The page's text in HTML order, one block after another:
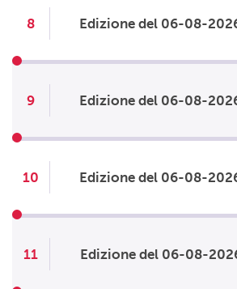
8 Edizione del 06-08-
9 Edizione del 06-08-
10 Edizione del 06-08-
11 Edizione del 06-08-